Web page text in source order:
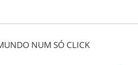
NUM SÓ CLICK